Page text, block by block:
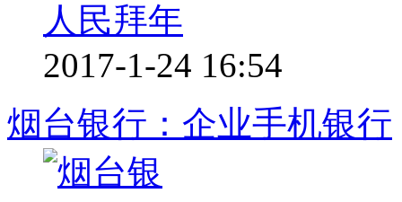
2017-1-24 16:54
烟台银行：企业手机银行